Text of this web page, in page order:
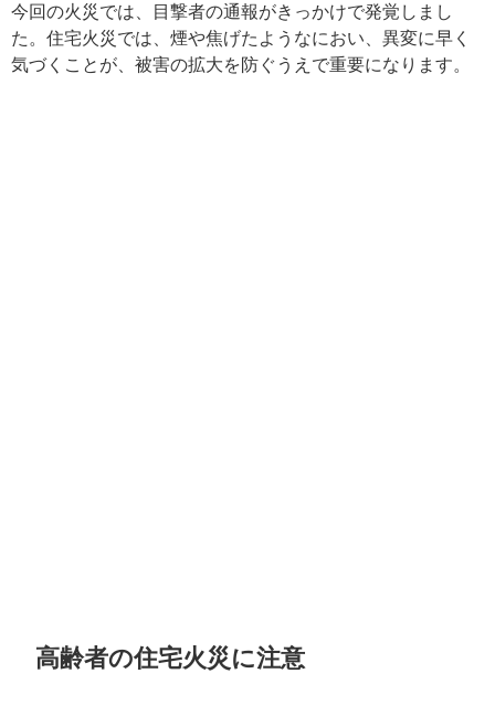
今回の火災では、目撃者の通報がきっかけで発覚しまし
た。住宅火災では、煙や焦げたようなにおい、異変に早く
気づくことが、被害の拡大を防ぐうえで重要になります。
高齢者の住宅火災に注意